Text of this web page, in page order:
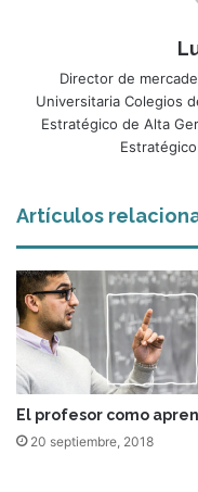
Director de
Universitaria Colegios
Estratégico de Alta
Artículos
El profesor como
20 septiembre, 2018